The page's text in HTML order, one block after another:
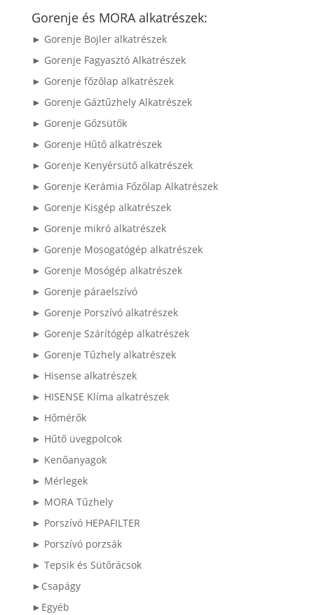
következőre:
Gorenje és MORA alkatrészek:
► Gorenje Bojler alkatrészek
► Gorenje Fagyasztó Alkatrészek
► Gorenje főzőlap alkatrészek
► Gorenje Gáztűzhely Alkatrészek
► Gorenje Gőzsütők
► Gorenje Hűtő alkatrészek
► Gorenje Kenyérsütő alkatrészek
► Gorenje Kerámia Főzőlap Alkatrészek
► Gorenje Kisgép alkatrészek
► Gorenje mikró alkatrészek
► Gorenje Mosogatógép alkatrészek
► Gorenje Mosógép alkatrészek
► Gorenje páraelszívó
► Gorenje Porszívó alkatrészek
► Gorenje Szárítógép alkatrészek
► Gorenje Tűzhely alkatrészek
► Hisense alkatrészek
► HISENSE Klíma alkatrészek
► Hőmérők
► Hűtő üvegpolcok
► Kenőanyagok
► Mérlegek
► MORA Tűzhely
► Porszívó HEPAFILTER
► Porszívó porzsák
► Tepsik és Sütőrácsok
►Csapágy
►Egyéb